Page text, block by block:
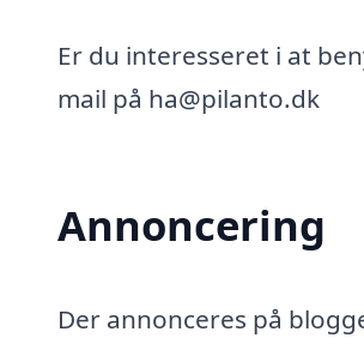
Er du interesseret i at
mail på ha@pilanto.dk
Annoncering
Der annonceres på